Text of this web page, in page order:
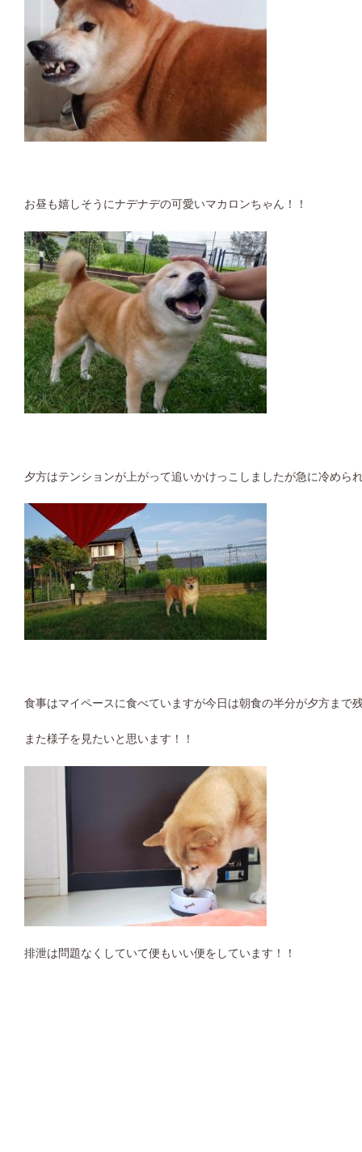
お昼も嬉しそうにナデナデの可愛いマカロンちゃん！！
夕方はテンションが上がって追いかけっこしましたが急に冷めら
食事はマイペースに食べていますが今日は朝食の半分が夕方まで
また様子を見たいと思います！！
排泄は問題なくしていて便もいい便をしています！！